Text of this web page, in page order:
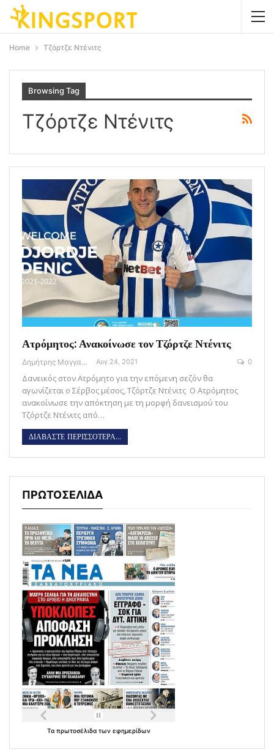
Home Τζόρτζε Ντένιτς
Browsing Tag
Τζόρτζε Ντένιτς
Ατρόμητος: Ανακοίνωσε τον Τζόρτζε Ντένιτς
Δημήτρης Μαγγανάρης Αυγ 24, 2021 0
Δανεικός στον Ατρόμητο για την επόμενη σεζόν θα
αγωνίζεται ο Σέρβος μέσος, Τζόρτζε Ντένιτς Ο Ατρόμητος
ανακοίνωσε την απόκτηση με τη μορφή δανεισμού του
Τζόρτζε Ντένιτς από…
ΔΙΑΒΑΣΤΕ ΠΕΡΙΣΣΟΤΕΡΑ...
ΠΡΩΤΟΣΕΛΙΔΑ
Τα πρωτοσέλιδα των εφημερίδων